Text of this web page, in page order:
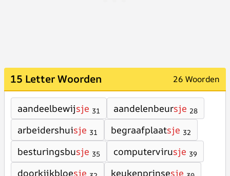
15 Letter Woorden 26 Woorden
aandeelbewijsje 31 aandelenbeursje 28
arbeidershuisje 31 begraafplaatsje 32
besturingsbusje 35 computervirusje 39
doorkijkbloesje keukenprinsesje